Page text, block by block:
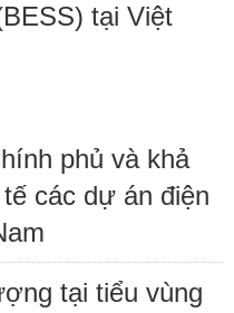
tại Việt
phủ và khả
các dự án điện
tại tiểu vùng